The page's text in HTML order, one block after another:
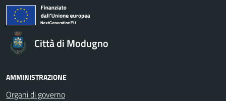
Città di Modugno
AMMINISTRAZIONE
Organi di governo